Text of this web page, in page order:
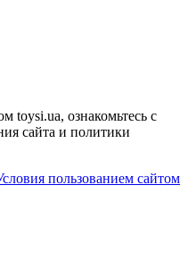
toysi.ua, ознакомьтесь с
сайта и политики
пользованием сайтом